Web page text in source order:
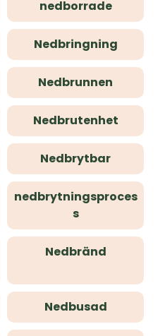
nedborrade
Nedbringning
Nedbrunnen
Nedbrutenhet
Nedbrytbar
nedbrytningsproces
s
Nedbränd
Nedbusad